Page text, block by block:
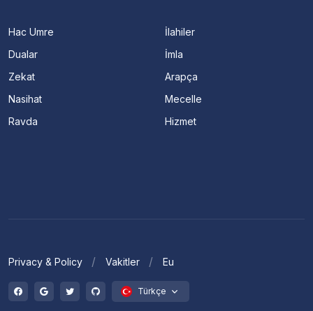
Hac Umre
Dualar
Zekat
Nasihat
Ravda
İlahiler
İmla
Arapça
Mecelle
Hizmet
Privacy & Policy Vakitler Eu
Türkçe